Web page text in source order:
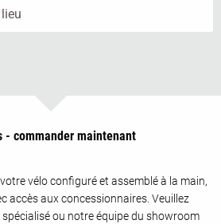
- commander maintenant
vélo configuré et assemblé à la main,
accès aux concessionnaires. Veuillez
ou notre équipe du showroom